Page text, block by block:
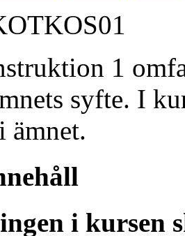
1
syfte. I
ämnet.
i kursen